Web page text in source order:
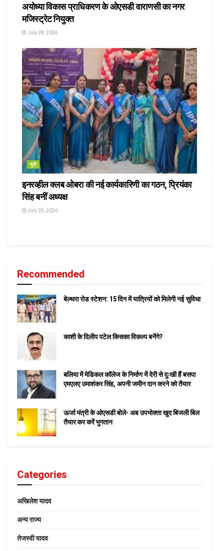
अयोध्या विकास प्राधिकरण के ओएसडी वाराणसी का नगर
मजिस्ट्रेट नियुक्त
July 28, 2026
यूपी
इनरव्हील क्लब ओबरा की नई कार्यकारिणी का गठन, प्रियंका
सिंह बनीं अध्यक्ष
July 25, 2026
Recommended
बेल्थरा रोड स्टेशन: 15 दिन में यात्रियों को मिलेगी नई सुविधा
काशी के दिलीप पटेल किसका विकल्प बनेंगे?
बलिया में मेडिकल कॉलेज के निर्माण में देरी से दुःखी हैं बसपा
एमएलए उमाशंकर सिंह, अपनी जमीन दान करने को तैयार
ऊर्जा मंत्री के ओएसडी बोले- अब उपभोक्ता खुद बिजली बिल
तैयार कर करें भुगतान
Categories
अखिलेश यादव
अन्य राज्य
तेजस्वी यादव